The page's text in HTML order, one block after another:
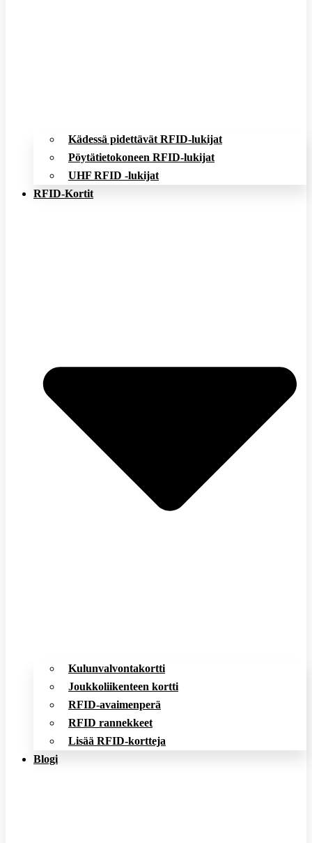
Kädessä pidettävät RFID-lukijat
Pöytätietokoneen RFID-lukijat
UHF RFID -lukijat
RFID-Kortit
Kulunvalvontakortti
Joukkoliikenteen kortti
RFID-avaimenperä
RFID rannekkeet
Lisää RFID-kortteja
Blogi